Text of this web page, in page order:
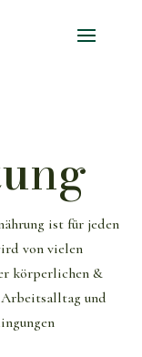
ist für jeden
von vielen
körperlichen &
und